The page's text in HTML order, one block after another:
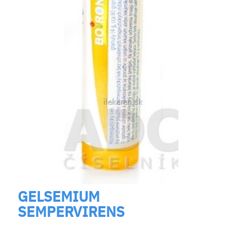
GELSEMIUM
SEMPERVIRENS